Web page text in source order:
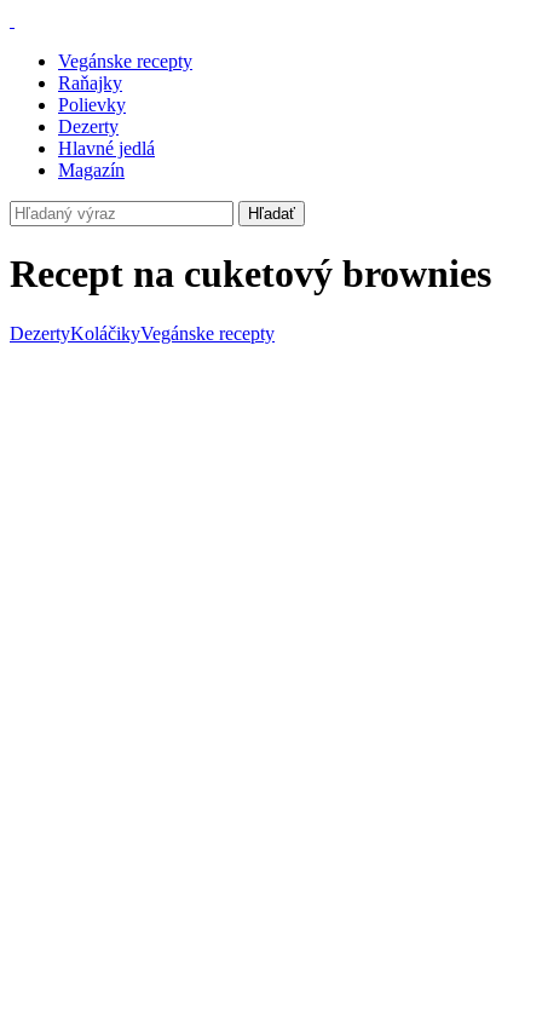
Vegánske recepty
Raňajky
Polievky
Dezerty
Hlavné jedlá
Magazín
Hľadať
Recept na cuketový brownies
DezertyKoláčikyVegánske recepty